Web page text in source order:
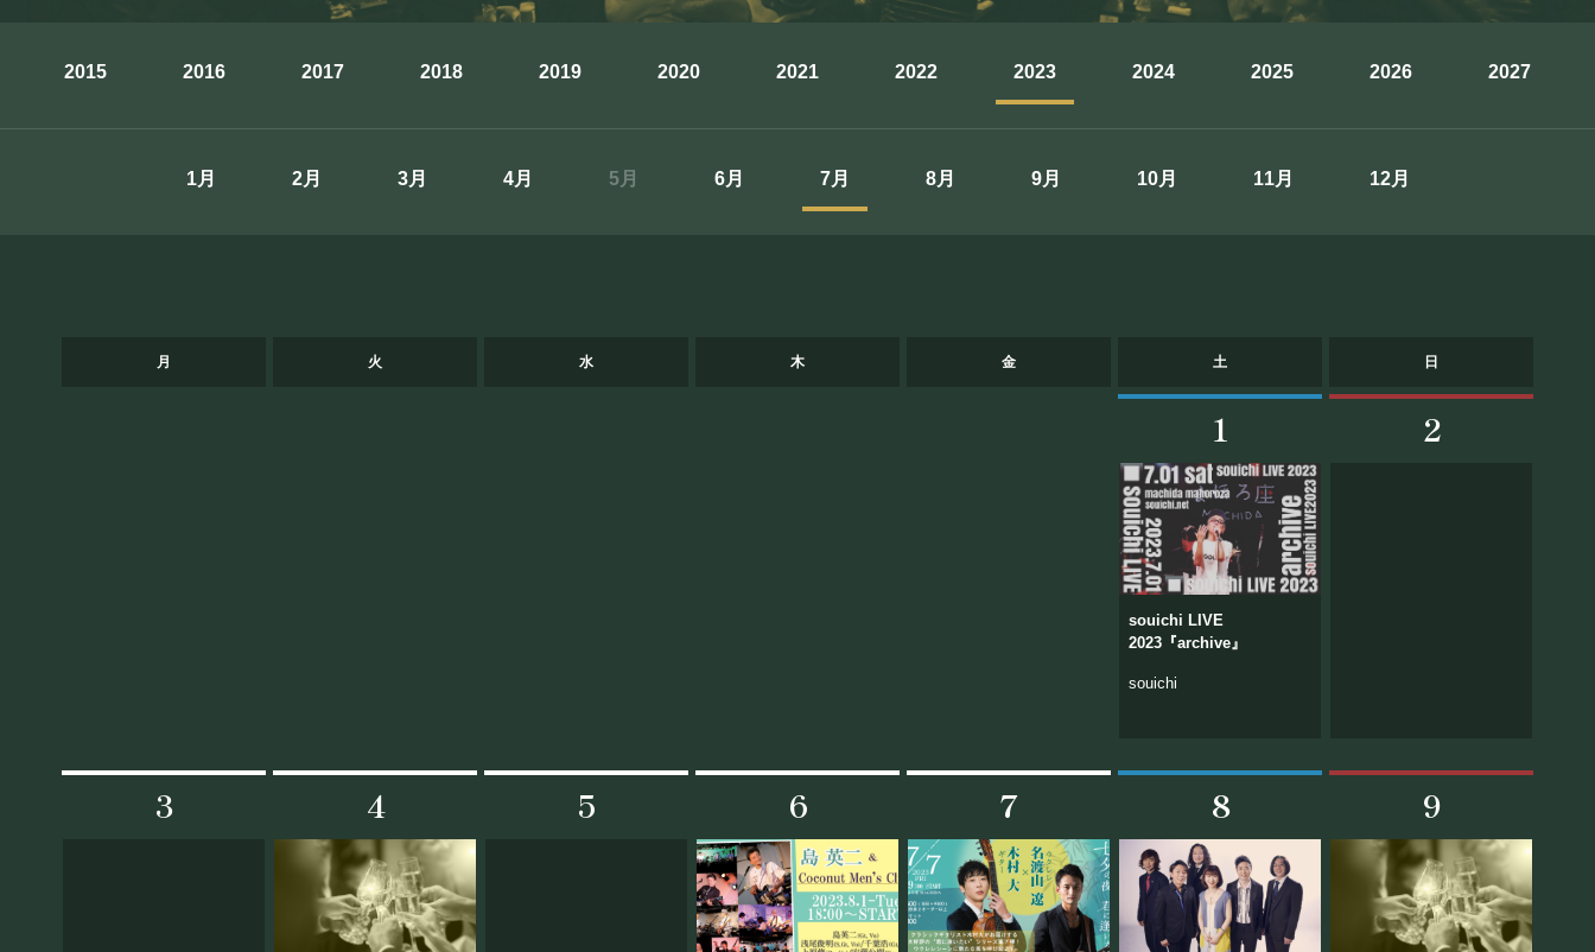
SCHEDULE
RESERVATION
機材リスト
FOOD&DRINK
©Mahoroza. All Rights Reserved.
2015 2016 2017 2018 2019 2020 2021 2022 2023 2024 2025 2026 2027
1月 2月 3月 4月 5月 6月 7月 8月 9月 10月 11月 12月
月 火 水 木 金 土 日
1
souichi LIVE
2023『archive』
souichi
2
3 4 5 6 7 8 9